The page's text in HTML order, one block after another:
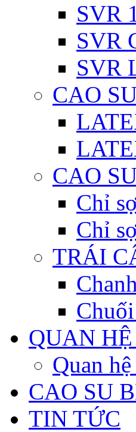
SVR
SVR
SVR
CAO
CAO
Chỉ
Chỉ
TRÁI
QUAN
Quan
CAO SU
TIN TỨC